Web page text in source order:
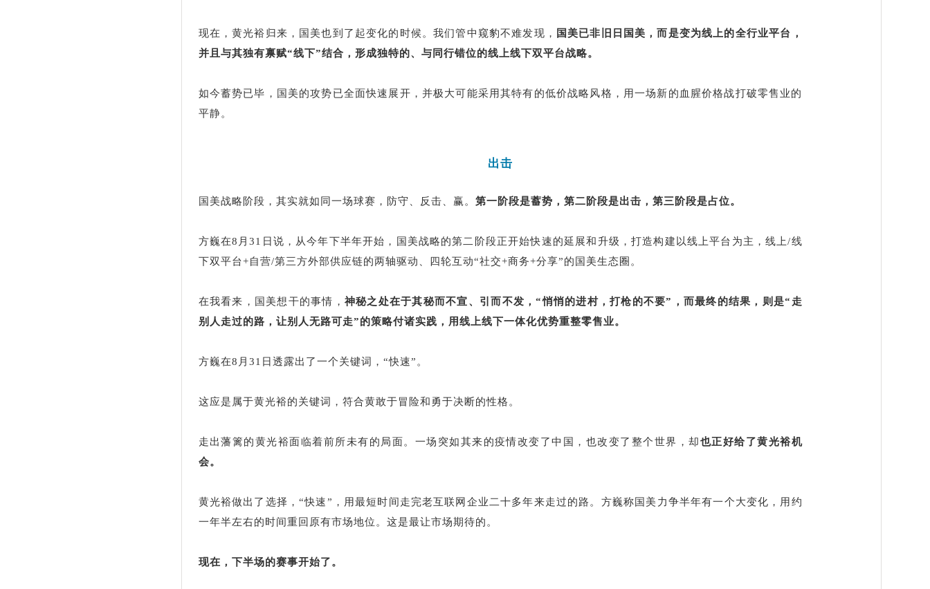
现在，黄光裕归来，国美也到了起变化的时候。我们管中窥豹不难发现，
国美已非旧日国美，而是变为线上的全行业平台，
并且与其独有禀赋“线下”结合，形成独特的、与同行错位的线上线下双平台战略。
如今蓄势已毕，国美的攻势已全面快速展开，并极大可能采用其特有的低价战略风格，用一场新的血腥价格战打破零售业的
平静。
出击
国美战略阶段，其实就如同一场球赛，防守、反击、赢。 第一阶段是蓄势，第二阶段是出击，第三阶段是占位。
方巍在8月31日说，从今年下半年开始，国美战略的第二阶段正开始快速的延展和升级，打造构建以线上平台为主，线上/线
下双平台+自营/第三方外部供应链的两轴驱动、四轮互动“社交+商务+分享”的国美生态圈。
在我看来，国美想干的事情， 神秘之处在于其秘而不宣、引而不发，“悄悄的进村，打枪的不要”，而最终的结果，则是“走
别人走过的路，让别人无路可走”的策略付诸实践，用线上线下一体化优势重整零售业。
方巍在8月31日透露出了一个关键词，“快速”。
这应是属于黄光裕的关键词，符合黄敢于冒险和勇于决断的性格。
走出藩篱的黄光裕面临着前所未有的局面。一场突如其来的疫情改变了中国，也改变了整个世界，却 也正好给了黄光裕机
会。
黄光裕做出了选择，“快速”，用最短时间走完老互联网企业二十多年来走过的路。方巍称国美力争半年有一个大变化，用约
一年半左右的时间重回原有市场地位。这是最让市场期待的。
现在，下半场的赛事开始了。